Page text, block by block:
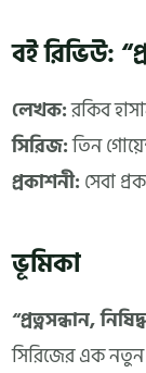
বই রিভিউ:
লেখক:রকিব
সিরিজ:তিন
প্রকাশনী: সেবা
ভূমিকা
“প্রত্নসন্ধান,
সিরিজের এক নতুন